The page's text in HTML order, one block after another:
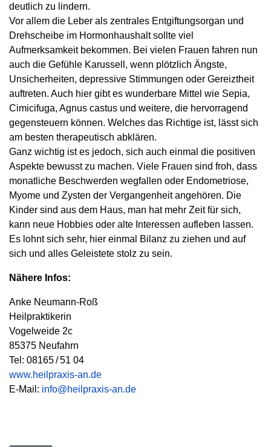
deutlich zu lindern.
Vor allem die Leber als zentrales Entgiftungsorgan und
Drehscheibe im Hormonhaushalt sollte viel
Aufmerksamkeit bekommen. Bei vielen Frauen fahren nun
auch die Gefühle Karussell, wenn plötzlich Ängste,
Unsicherheiten, depressive Stimmungen oder Gereiztheit
auftreten. Auch hier gibt es wunderbare Mittel wie Sepia,
Cimicifuga, Agnus castus und weitere, die hervorragend
gegensteuern können. Welches das Richtige ist, lässt sich
am besten therapeutisch abklären.
Ganz wichtig ist es jedoch, sich auch einmal die positiven
Aspekte bewusst zu machen. Viele Frauen sind froh, dass
monatliche Beschwerden wegfallen oder Endometriose,
Myome und Zysten der Vergangenheit angehören. Die
Kinder sind aus dem Haus, man hat mehr Zeit für sich,
kann neue Hobbies oder alte Interessen aufleben lassen.
Es lohnt sich sehr, hier einmal Bilanz zu ziehen und auf
sich und alles Geleistete stolz zu sein.
Nähere Infos:
Anke Neumann-Roß
Heilpraktikerin
Vogelweide 2c
85375 Neufahrn
Tel: 08165 / 51 04
www.heilpraxis-an.de
E-Mail: info@heilpraxis-an.de